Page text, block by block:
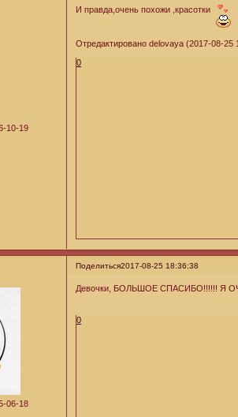
10-19
И правда,очень похожи ,красотки
Отредактировано delovaya (2017-08-25
0
Поделиться2017-08-25 18:36:38
06-18
Девочки, БОЛЬШОЕ СПАСИБО!!!!!!
0